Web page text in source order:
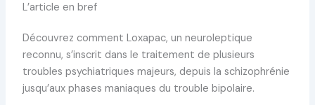
L’article en bref
Découvrez comment Loxapac, un neuroleptique
reconnu, s’inscrit dans le traitement de plusieurs
troubles psychiatriques majeurs, depuis la schizophrénie
jusqu’aux phases maniaques du trouble bipolaire.